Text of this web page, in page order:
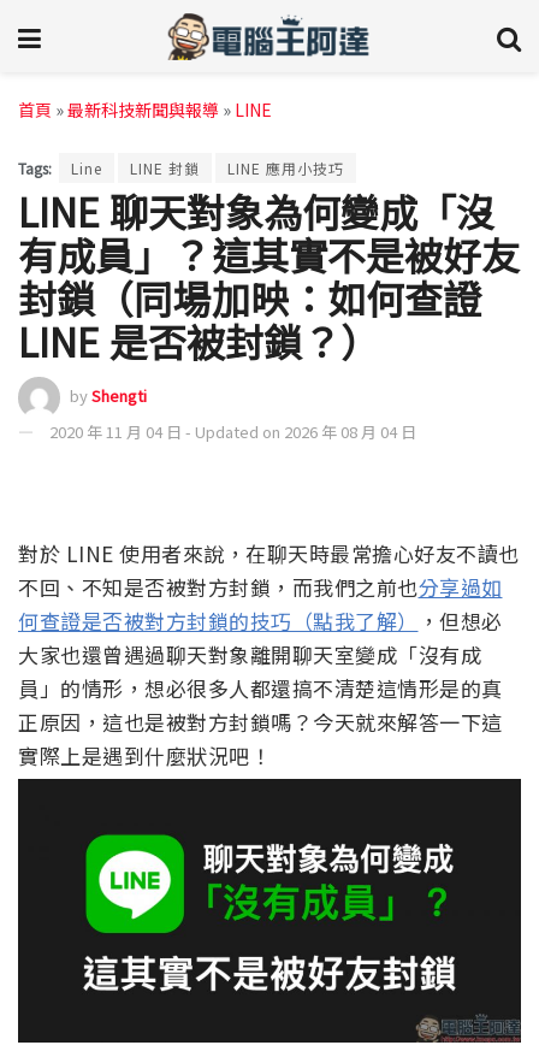
首頁 »最新科技新聞與報導 » LINE
Tags: Line LINE 封鎖 LINE 應用小技巧
LINE 聊天對象為何變成「沒
有成員」？這其實不是被好友
封鎖（同場加映：如何查證
LINE 是否被封鎖？）
byShengti
2020 年 11 月 04 日 - Updated on 2026 年 08 月 04 日
對於 LINE 使用者來說，在聊天時最常擔心好友不讀也
不回、不知是否被對方封鎖，而我們之前也分享過如
何查證是否被對方封鎖的技巧（點我了解）
，但想必
大家也還曾遇過聊天對象離開聊天室變成「沒有成
員」的情形，想必很多人都還搞不清楚這情形是的真
正原因，這也是被對方封鎖嗎？今天就來解答一下這
實際上是遇到什麼狀況吧！